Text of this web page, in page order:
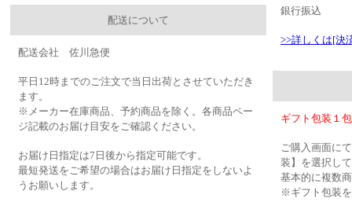
配送について
配送会社 佐川急便
平日12時までのご注文で当日出荷とさせていただき
ます。
※メーカー在庫商品、予約商品を除く。各商品ペー
ジ記載のお届け目安をご確認ください。
お届け日指定は7日後から指定可能です。
最短発送をご希望の場合はお届け日指定をしないよ
うお願いします。
銀行振込
>>詳しくは[決
ギフト包装１
ご購入画面に
装】を選択し
基本的に複数
※ギフト包装